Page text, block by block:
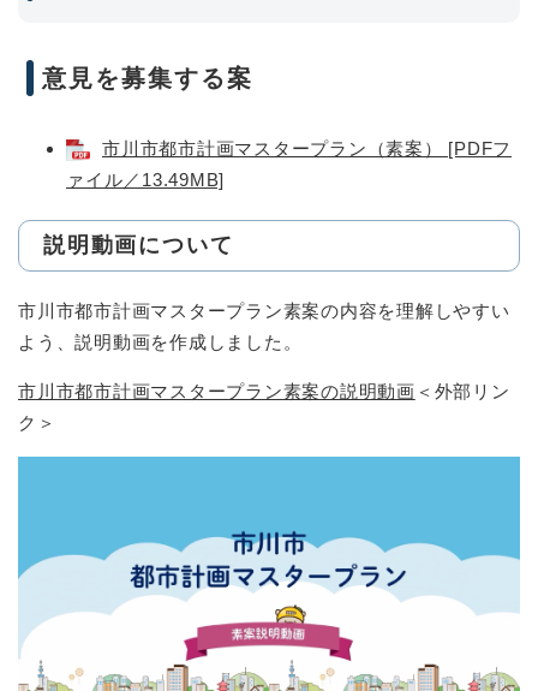
意見を募集する案
市川市都市計画マスタープラン（素案） [PDFフ
ァイル／13.49MB]
説明動画について
市川市都市計画マスタープラン素案の内容を理解しやすい
よう、説明動画を作成しました。
市川市都市計画マスタープラン素案の説明動画 ＜外部リン
ク＞